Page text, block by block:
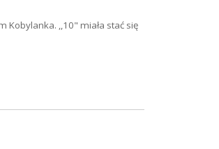
Kobylanka. ,,10" miała stać się